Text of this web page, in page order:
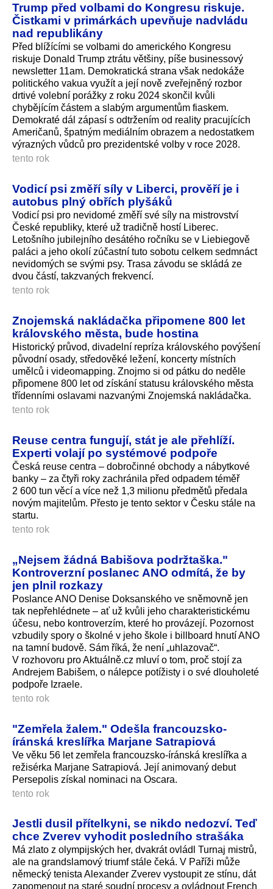
Trump před volbami do Kongresu riskuje.
Čistkami v primárkách upevňuje nadvládu
nad republikány
Před blížícími se volbami do amerického Kongresu
riskuje Donald Trump ztrátu většiny, píše businessový
newsletter 11am. Demokratická strana však nedokáže
politického vakua využít a její nově zveřejněný rozbor
drtivé volební porážky z roku 2024 skončil kvůli
chybějícím částem a slabým argumentům fiaskem.
Demokraté dál zápasí s odtržením od reality pracujících
Američanů, špatným mediálním obrazem a nedostatkem
výrazných vůdců pro prezidentské volby v roce 2028.
tento rok
Vodicí psi změří síly v Liberci, prověří je i
autobus plný obřích plyšáků
Vodicí psi pro nevidomé změří své síly na mistrovství
České republiky, které už tradičně hostí Liberec.
Letošního jubilejního desátého ročníku se v Liebiegově
paláci a jeho okolí zúčastní tuto sobotu celkem sedmnáct
nevidomých se svými psy. Trasa závodu se skládá ze
dvou částí, takzvaných frekvencí.
tento rok
Znojemská nakládačka připomene 800 let
královského města, bude hostina
Historický průvod, divadelní repríza královského povýšení
původní osady, středověké ležení, koncerty místních
umělců i videomapping. Znojmo si od pátku do neděle
připomene 800 let od získání statusu královského města
třídenními oslavami nazvanými Znojemská nakládačka.
tento rok
Reuse centra fungují, stát je ale přehlíží.
Experti volají po systémové podpoře
Česká reuse centra – dobročinné obchody a nábytkové
banky – za čtyři roky zachránila před odpadem téměř
2 600 tun věcí a více než 1,3 milionu předmětů předala
novým majitelům. Přesto je tento sektor v Česku stále na
startu.
tento rok
„Nejsem žádná Babišova podržtaška."
Kontroverzní poslanec ANO odmítá, že by
jen plnil rozkazy
Poslance ANO Denise Doksanského ve sněmovně jen
tak nepřehlédnete – ať už kvůli jeho charakteristickému
účesu, nebo kontroverzím, které ho provázejí. Pozornost
vzbudily spory o školné v jeho škole i billboard hnutí ANO
na tamní budově. Sám říká, že není „uhlazovač“.
V rozhovoru pro Aktuálně.cz mluví o tom, proč stojí za
Andrejem Babišem, o nálepce potížisty i o své dlouholeté
podpoře Izraele.
tento rok
"Zemřela žalem." Odešla francouzsko-
íránská kreslířka Marjane Satrapiová
Ve věku 56 let zemřela francouzsko-íránská kreslířka a
režisérka Marjane Satrapiová. Její animovaný debut
Persepolis získal nominaci na Oscara.
tento rok
Jestli dusil přítelkyni, se nikdo nedozví. Teď
chce Zverev vyhodit posledního strašáka
Má zlato z olympijských her, dvakrát ovládl Turnaj mistrů,
ale na grandslamový triumf stále čeká. V Paříži může
německý tenista Alexander Zverev vystoupit ze stínu, dát
zapomenout na staré soudní procesy a ovládnout French